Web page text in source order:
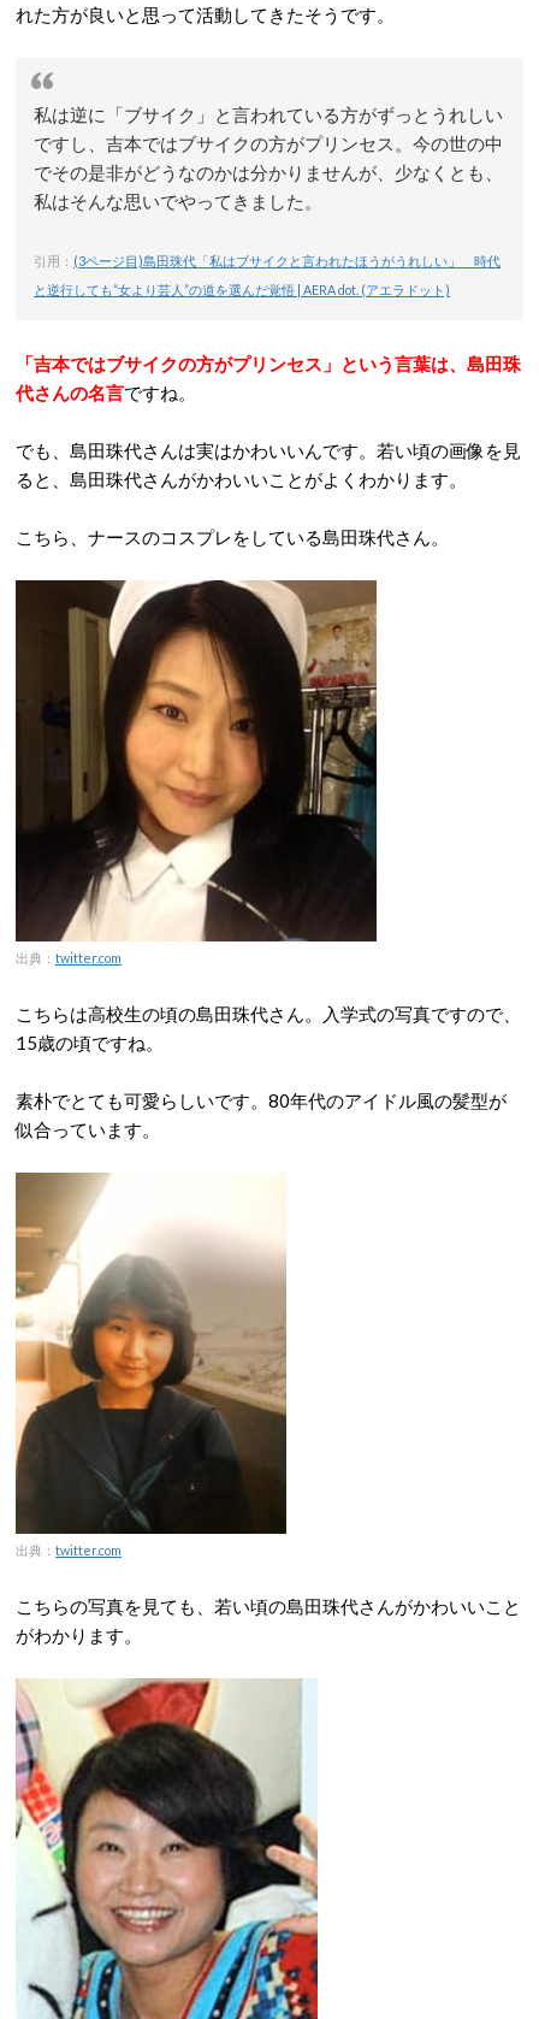
れた方が良いと思って活動してきたそうです。
私は逆に「ブサイク」と言われている方がずっとうれしい
ですし、吉本ではブサイクの方がプリンセス。今の世の中
でその是非がどうなのかは分かりませんが、少なくとも、
私はそんな思いでやってきました。
引用： (3ページ目)島田珠代「私はブサイクと言われたほうがうれしい」 時代
と逆行しても“女より芸人”の道を選んだ覚悟 | AERA dot. (アエラドット)
「吉本ではブサイクの方がプリンセス」という言葉は、島田珠
代さんの名言ですね。
でも、島田珠代さんは実はかわいいんです。若い頃の画像を見
ると、島田珠代さんがかわいいことがよくわかります。
こちら、ナースのコスプレをしている島田珠代さん。
出典： twitter.com
こちらは高校生の頃の島田珠代さん。入学式の写真ですので、
15歳の頃ですね。
素朴でとても可愛らしいです。80年代のアイドル風の髪型が
似合っています。
出典： twitter.com
こちらの写真を見ても、若い頃の島田珠代さんがかわいいこと
がわかります。